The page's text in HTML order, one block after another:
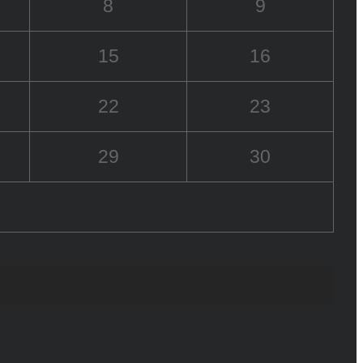
8 9
15 16
22 23
29 30